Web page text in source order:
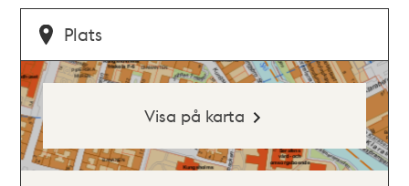
Plats
Visa på karta